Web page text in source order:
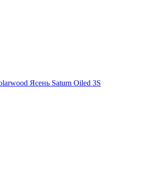
Ясень Saturn Oiled 3S